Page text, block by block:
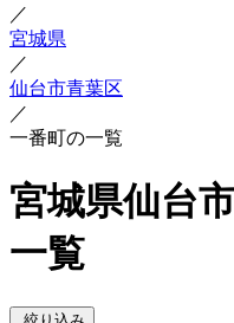
／
宮城県
／
仙台市青葉区
／
一番町の一覧
宮城県仙台
一覧